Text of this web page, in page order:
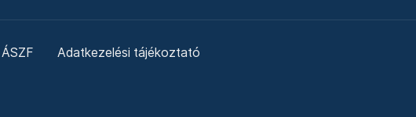
ÁSZF Adatkezelési tájékoztató